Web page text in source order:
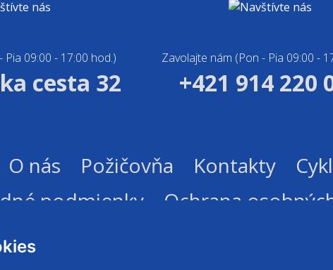
Pia 09:00 - 17:00 hod.)
cesta 32
Zavolajte nám (Pon - Pia 09:00 -
+421 914 220
O nás Požičovňa Kontakty
podmienky Ochrana